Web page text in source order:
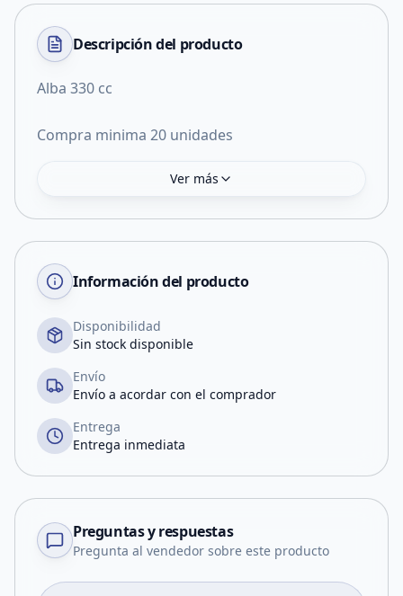
Descripción del producto
Alba 330 cc
Compra minima 20 unidades
Ver más
Información del producto
Disponibilidad
Sin stock disponible
Envío
Envío a acordar con el comprador
Entrega
Entrega inmediata
Preguntas y respuestas
Pregunta al vendedor sobre este producto